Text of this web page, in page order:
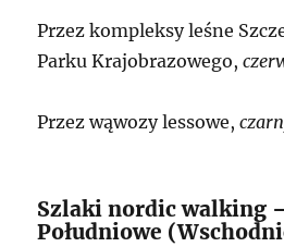
Przez kompleksy leśne
Parku Krajobrazowego,
Przez wąwozy lessowe,
Szlaki nordic walking
Południowe